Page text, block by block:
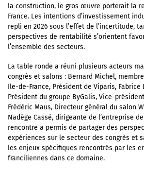
la construction, le gros œuvre porterait la
France. Les intentions d’investissement
repli en 2026 sous l’effet de l’incertitude,
perspectives de rentabilité s’orientent
l’ensemble des secteurs.
La table ronde a réuni plusieurs acteurs
congrès et salons : Bernard Michel,
Ile-de-France, Président de Viparis, Fabrice
Président du groupe ByGalis, Vice-président
Frédéric Maus, Directeur général du salon
Nadège Cassé, dirigeante de l’entreprise
rencontre a permis de partager des
expériences sur le secteur des congrès et
les enjeux spécifiques rencontrés par les
franciliennes dans ce domaine.